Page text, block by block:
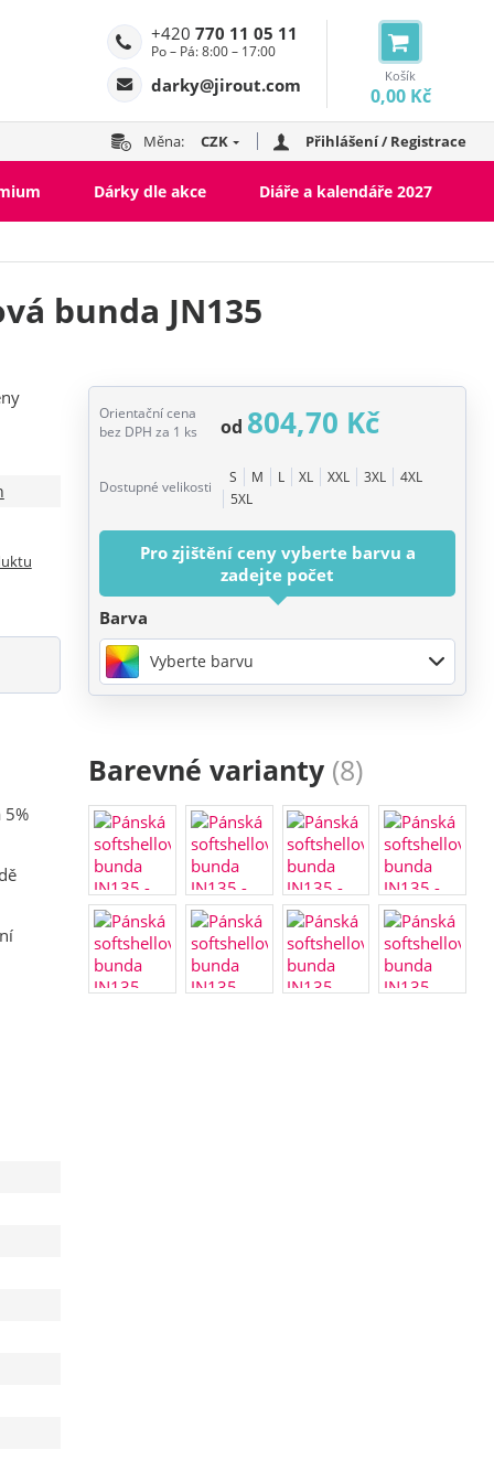
Košík
0,00 Kč
+420 770 11 05 11
Po – Pá: 8:00 – 17:00
darky@jirout.com
Měna: CZK Přihlášení / Registrace
Dárky dle akce Diáře a kalendáře 2027
bunda JN135
Orientační cena
bez DPH za 1 ks
od 804,70 Kč
Dostupné velikosti S M L XL XXL 3XL
4XL
5XL
Pro zjištění ceny vyberte barvu a
zadejte počet
Barva
Vyberte barvu
5%
Barevné varianty (8)